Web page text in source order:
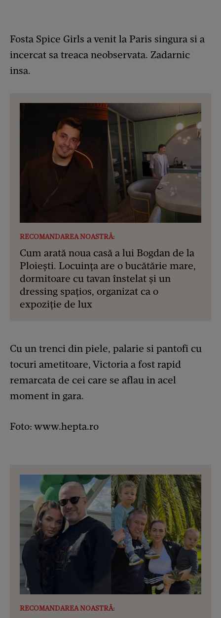
Fosta Spice Girls a venit la Paris singura si a
incercat sa treaca neobservata. Zadarnic
insa.
RECOMANDAREA NOASTRĂ:
Cum arată noua casă a lui Bogdan de la
Ploiești. Locuința are o bucătărie mare,
dormitoare cu tavan înstelat și un
dressing spațios, organizat ca o
expoziție de lux
Cu un trenci din piele, palarie si pantofi cu
tocuri ametitoare, Victoria a fost rapid
remarcata de cei care se aflau in acel
moment in gara.
Foto: www.hepta.ro
RECOMANDAREA NOASTRĂ: